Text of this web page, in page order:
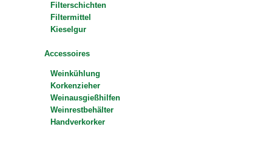
Filterschichten
Filtermittel
Kieselgur
Accessoires
Weinkühlung
Korkenzieher
Weinausgießhilfen
Weinrestbehälter
Handverkorker